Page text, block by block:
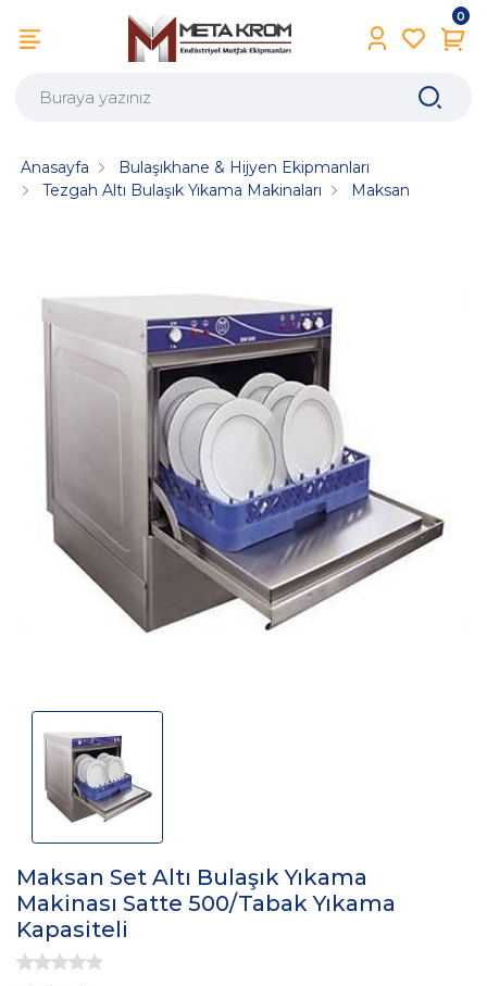
0
Anasayfa
Bulaşıkhane & Hijyen Ekipmanları
Tezgah Altı Bulaşık Yıkama Makinaları
Maksan
Maksan Set Altı Bulaşık Yıkama
Makinası Satte 500/Tabak Yıkama
Kapasiteli